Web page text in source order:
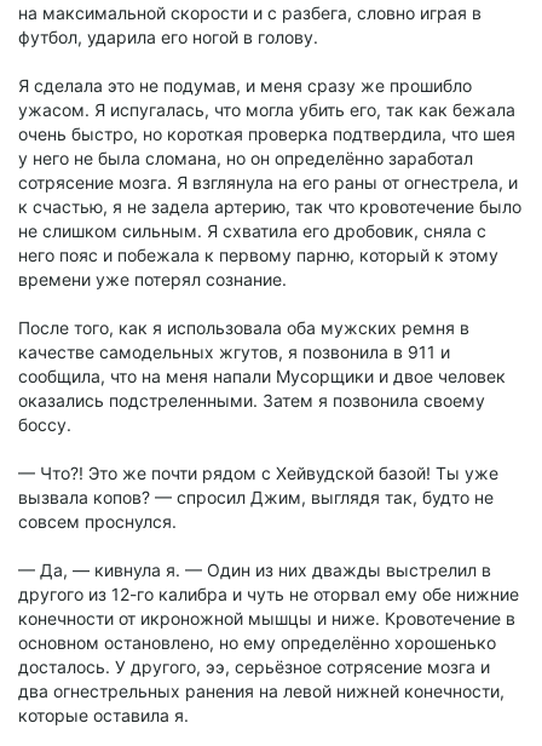
на максимальной скорости и с разбега, словно играя в
футбол, ударила его ногой в голову.
Я сделала это не подумав, и меня сразу же прошибло
ужасом. Я испугалась, что могла убить его, так как бежала
очень быстро, но короткая проверка подтвердила, что шея
у него не была сломана, но он определённо заработал
сотрясение мозга. Я взглянула на его раны от огнестрела, и
к счастью, я не задела артерию, так что кровотечение было
не слишком сильным. Я схватила его дробовик, сняла с
него пояс и побежала к первому парню, который к этому
времени уже потерял сознание.
После того, как я использовала оба мужских ремня в
качестве самодельных жгутов, я позвонила в 911 и
сообщила, что на меня напали Мусорщики и двое человек
оказались подстреленными. Затем я позвонила своему
боссу.
— Что?! Это же почти рядом с Хейвудской базой! Ты уже
вызвала копов? — спросил Джим, выглядя так, будто не
совсем проснулся.
— Да, — кивнула я. — Один из них дважды выстрелил в
другого из 12-го калибра и чуть не оторвал ему обе нижние
конечности от икроножной мышцы и ниже. Кровотечение в
основном остановлено, но ему определённо хорошенько
досталось. У другого, ээ, серьёзное сотрясение мозга и
два огнестрельных ранения на левой нижней конечности,
которые оставила я.